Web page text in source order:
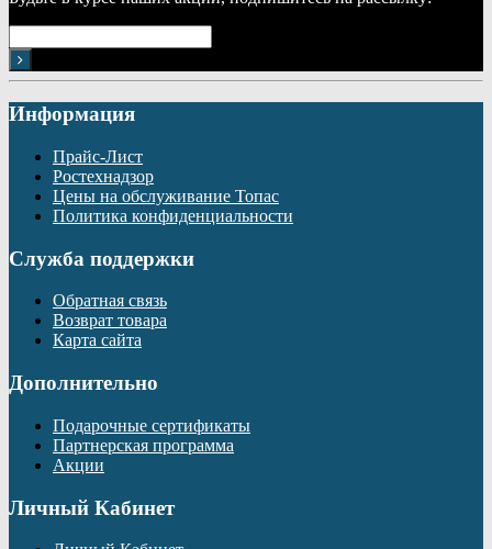
Информация
Прайс-Лист
Ростехнадзор
Цены на обслуживание Топас
Политика конфиденциальности
Служба поддержки
Обратная связь
Возврат товара
Карта сайта
Дополнительно
Подарочные сертификаты
Партнерская программа
Акции
Личный Кабинет